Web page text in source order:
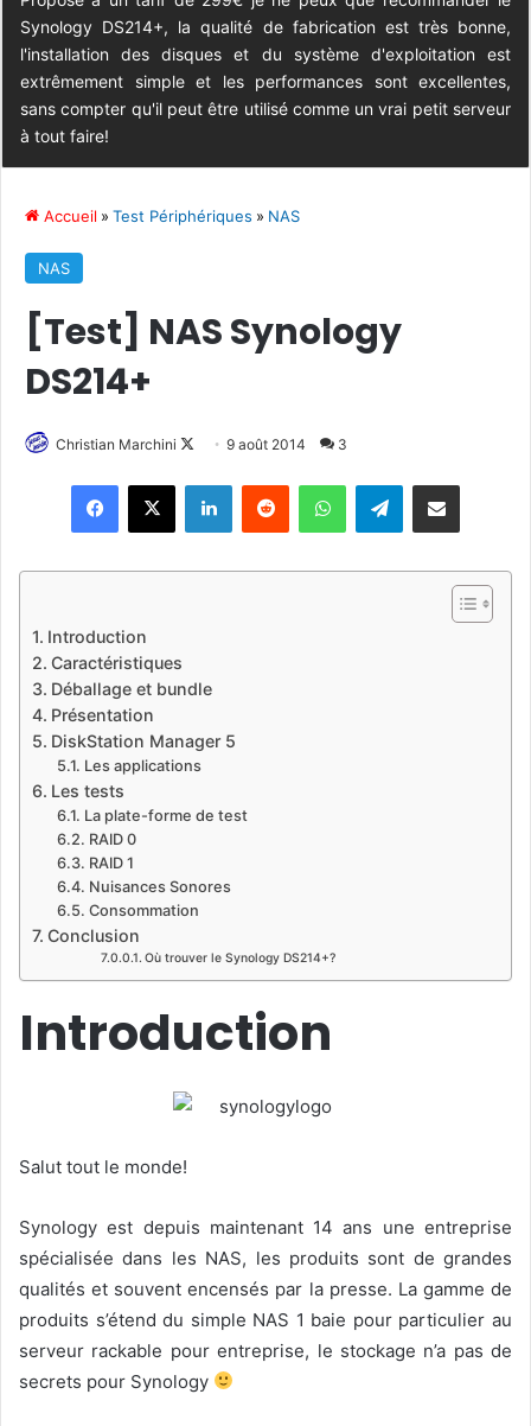
Synology DS214+, la qualité de fabrication est très bonne,
l'installation des disques et du système d'exploitation est
extrêmement simple et les performances sont excellentes,
sans compter qu'il peut être utilisé comme un vrai petit serveur
à tout faire!
Accueil » Test Périphériques » NAS
NAS
[Test] NAS Synology
DS214+
Christian Marchini
l
9 août 2014 3
Telegram
Introduction
Caractéristiques
Déballage et bundle
Présentation
DiskStation Manager 5
Les applications
Les tests
La plate-forme de test
RAID 0
RAID 1
Nuisances Sonores
Consommation
Conclusion
Où trouver le Synology DS214+?
Introduction
Salut tout le monde!
Synology est depuis maintenant 14 ans une entreprise
spécialisée dans les NAS, les produits sont de grandes
qualités et souvent encensés par la presse. La gamme de
produits s’étend du simple NAS 1 baie pour particulier au
serveur rackable pour entreprise, le stockage n’a pas de
secrets pour Synology